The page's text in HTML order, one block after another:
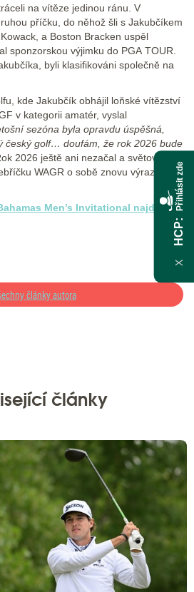
na vítěze jedinou ránu. V
příčku, do něhož šli s Jakubčíkem
a Boston Bracken uspěl
sponzorskou výjimku do PGA TOUR.
byli klasifikováni společně na
kde Jakubčík obhájil loňské vítězství
v kategorii amatér, vyslal
sezóna byla opravdu úspěšná,
český golf… doufám, že rok 2026 bude
2026 ještě ani nezačal a světová
WAGR o sobě znovu výrazně
Men’s Invitational najdete
články autora
články
X
HCP
Přihlásit zde